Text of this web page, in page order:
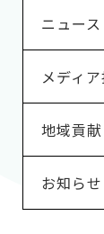
ニュー
メディ
地域貢献
お知らせ